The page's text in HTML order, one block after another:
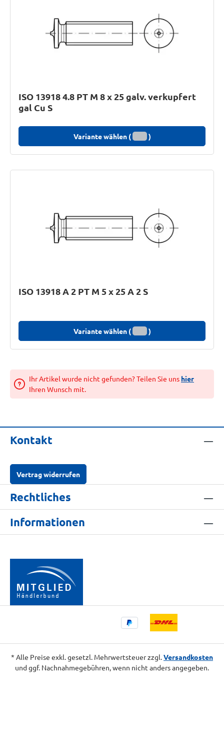
ISO 13918 4.8 PT M 8 x 25 galv. verkupfert
gal Cu S
Variante wählen ( )
ISO 13918 A 2 PT M 5 x 25 A 2 S
Variante wählen ( )
Ihr Artikel wurde nicht gefunden? Teilen Sie uns hier
Ihren Wunsch mit.
Kontakt
Vertrag widerrufen
Rechtliches
Informationen
* Alle Preise exkl. gesetzl. Mehrwertsteuer zzgl.Versandkosten
und ggf. Nachnahmegebühren, wenn nicht anders angegeben.